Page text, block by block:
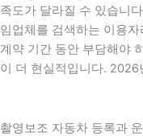
족도가 달라질 수 있습니
임업체를 검색하는 이용
계약 기간 동안 부담해야
이 더 현실적입니다.
촬영보조 자동차 등록과